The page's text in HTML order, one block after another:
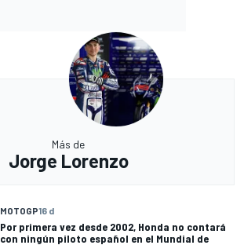
Más de
Jorge Lorenzo
MOTOGP16 d
Por primera vez desde 2002, Honda no contará
con ningún piloto español en el Mundial de